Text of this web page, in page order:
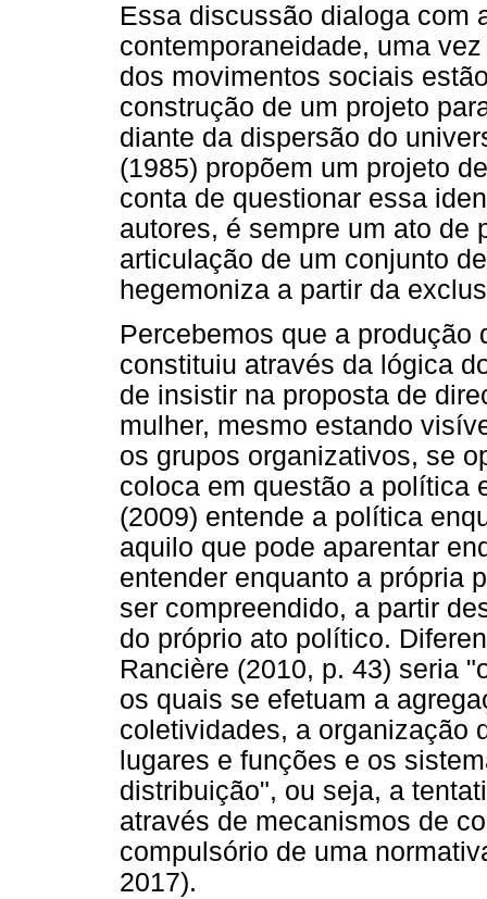
Essa discussão dialoga com
contemporaneidade, uma
dos movimentos sociais
construção de um projeto
diante da dispersão do
(1985) propõem um projeto
conta de questionar essa
autores, é sempre um ato de
articulação de um conjunto
hegemoniza a partir da
Percebemos que a
constituiu através da lógica
de insistir na proposta de
mulher, mesmo estando
os grupos organizativos, se
coloca em questão a política
(2009) entende a política
aquilo que pode aparentar
entender enquanto a própria
ser compreendido, a partir
do próprio ato político.
Rancière (2010, p. 43) seria
os quais se efetuam a
coletividades, a organização
lugares e funções e os
distribuição", ou seja, a
através de mecanismos de
compulsório de uma
2017).